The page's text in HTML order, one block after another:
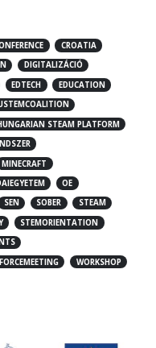
CROATIA
DIGITALIZÁCIÓ
EDTECH
EDUCATION
STEAM PLATFORM
MINECRAFT
OE
SEN SOBER
STEAM
STEMORIENTATION
WORKSHOP